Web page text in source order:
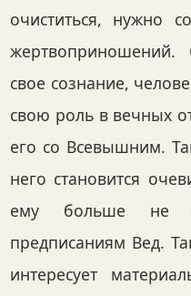
очиститься, нужно
жертвоприношений.
свое сознание,
свою роль в вечных
его со Всевышним.
него становится
ему больше не
предписаниям Вед.
интересует